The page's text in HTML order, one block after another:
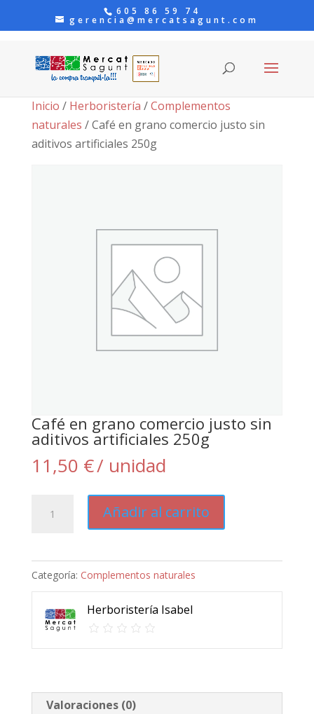
605 86 59 74
gerencia@mercatsagunt.com
Inicio / Herboristería /Complementos
naturales / Café en grano comercio justo sin
aditivos artificiales 250g
Café en grano comercio justo sin
aditivos artificiales 250g
11,50 €/ unidad
comercio
justo
aditivos
artificiales
Añadir al carrito
Categoría: Complementos naturales
Herboristería Isabel
Valoraciones (0)